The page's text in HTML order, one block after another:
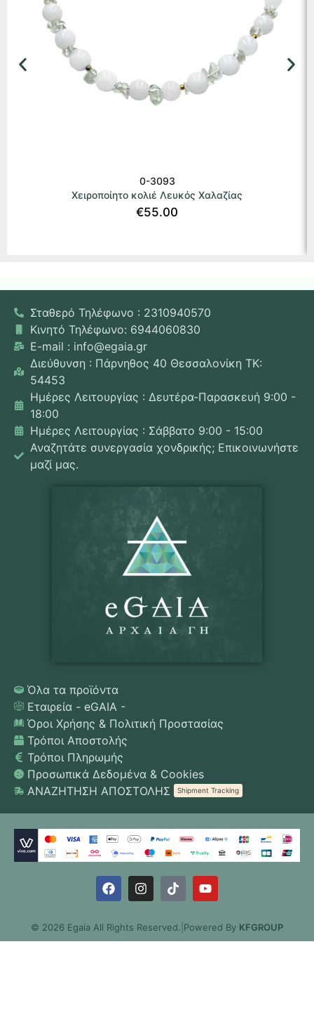
0-3093
Χειροποίητο κολιέ Λευκός Χαλαζίας
€55.00
Σταθερό Τηλέφωνο : 2310940570
Κινητό Τηλέφωνο: 6944060830
E-mail : info@egaia.gr
Διεύθυνση : Πάρνηθος 40 Θεσσαλονίκη ΤΚ:
54453
Ημέρες Λειτουργίας : Δευτέρα-Παρασκευή 9:00 -
18:00
Ημέρες Λειτουργίας : Σάββατο 9:00 - 15:00
Αναζητάτε συνεργασία χονδρικής; Επικοινωνήστε
μαζί μας.
Όλα τα προϊόντα
Εταιρεία - eGAIA -
Όροι Χρήσης & Πολιτική Προστασίας
Τρόποι Αποστολής
Τρόποι Πληρωμής
Προσωπικά Δεδομένα & Cookies
ΑΝΑΖΗΤΗΣΗ ΑΠΟΣΤΟΛΗΣ
Shipment Tracking
© 2026 Egaia All Rights Reserved. Powered By KFGROUP